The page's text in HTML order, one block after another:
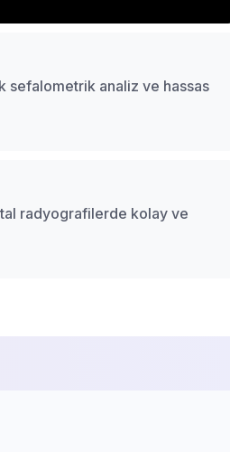
analiz ve hassas
radyografilerde kolay ve